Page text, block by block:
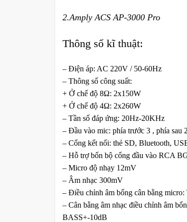
2.Amply ACS AP-3000 Pro
Thông số kĩ thuật:
– Điện áp: AC 220V / 50-60Hz
– Thông số công suất:
+ Ở chế độ 8Ω: 2x150W
+ Ở chế độ 4Ω: 2x260W
– Tần số đáp ứng: 20Hz-20KHz
– Đầu vào mic: phía trước 3 , phía sau
– Cổng kết nối: thẻ SD, Bluetooth,
– Hỗ trợ bốn bộ cổng đầu vào RCA
– Micro độ nhạy 12mV
– Âm nhạc 300mV
– Điều chỉnh âm bổng cân bằng
– Cân bằng âm nhạc điều chỉnh âm
BASS+-10dB